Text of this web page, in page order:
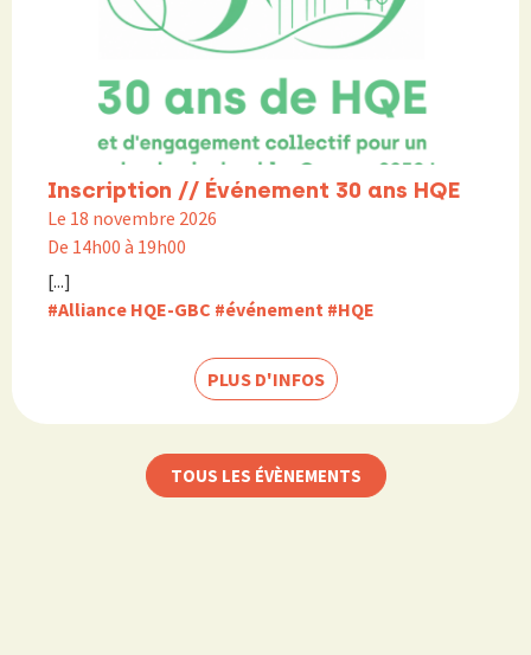
Inscription // Événement 30 ans HQE
Le 18 novembre 2026
De 14h00 à 19h00
[...]
#Alliance HQE-GBC #événement #HQE
PLUS D'INFOS
TOUS LES ÉVÈNEMENTS